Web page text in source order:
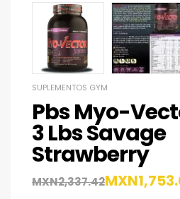
SUPLEMENTOS GYM
Pbs Myo-
3 Lbs Savage
Strawberry
MXN2,337.42MXN